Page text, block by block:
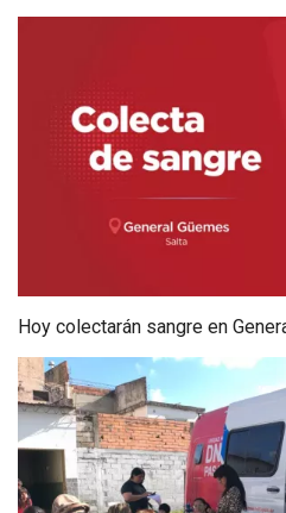
Hoy colectarán sangre en